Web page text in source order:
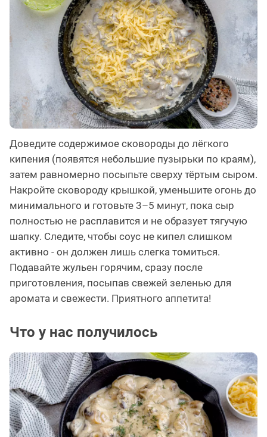
Доведите содержимое сковороды до лёгкого
кипения (появятся небольшие пузырьки по краям),
затем равномерно посыпьте сверху тёртым сыром.
Накройте сковороду крышкой, уменьшите огонь до
минимального и готовьте 3–5 минут, пока сыр
полностью не расплавится и не образует тягучую
шапку. Следите, чтобы соус не кипел слишком
активно - он должен лишь слегка томиться.
Подавайте жульен горячим, сразу после
приготовления, посыпав свежей зеленью для
аромата и свежести. Приятного аппетита!
Что у нас получилось